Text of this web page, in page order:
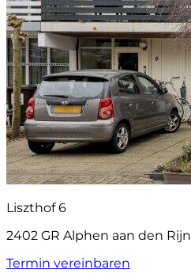
Liszthof 6
2402 GR Alphen aan den Rijn
Termin vereinbaren